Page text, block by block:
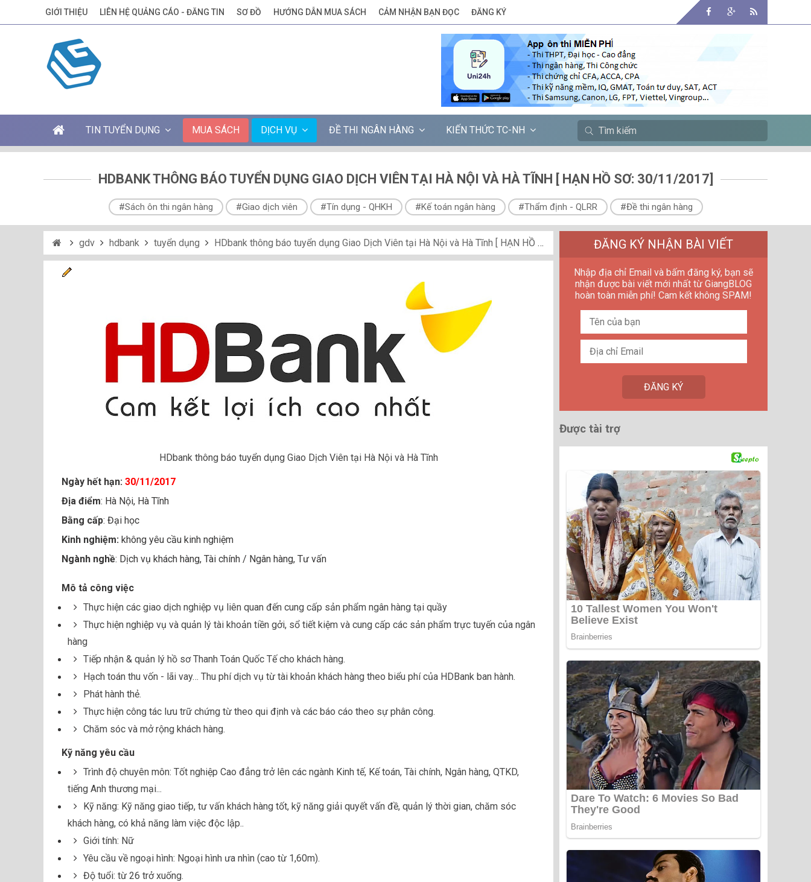
GIỚI THIỆU LIÊN HỆ QUẢNG CÁO - ĐĂNG TIN SƠ ĐỒ HƯỚNG DẪN MUA SÁCH CẢM NHẬN BẠN ĐỌC ĐĂNG KÝ
TIN TUYỂN DỤNG MUA SÁCH DỊCH VỤ ĐỀ THI NGÂN HÀNG KIẾN THỨC TC-NH
HDBANK THÔNG BÁO TUYỂN DỤNG GIAO DỊCH VIÊN TẠI HÀ NỘI VÀ HÀ TĨNH [ HẠN HỒ SƠ: 30/11/2017]
#Sách ôn thi ngân hàng #Giao dịch viên #Tín dụng - QHKH #Kế toán ngân hàng #Thẩm định - QLRR #Đề thi ngân hàng
gdv hdbank tuyển dụng HDbank thông báo tuyển dụng Giao Dịch Viên tại Hà Nội và Hà Tĩnh [ HẠN HỒ SƠ: 30/11/2017]
HDbank thông báo tuyển dụng Giao Dịch Viên tại Hà Nội và Hà Tĩnh
Ngày hết hạn: 30/11/2017
Địa điểm: Hà Nội, Hà Tĩnh
Bằng cấp: Đại học
Kinh nghiệm: không yêu cầu kinh nghiệm
Ngành nghề: Dịch vụ khách hàng, Tài chính / Ngân hàng, Tư vấn
Mô tả công việc
Thực hiện các giao dịch nghiệp vụ liên quan đến cung cấp sản phẩm ngân hàng tại quầy
Thực hiện nghiệp vụ và quản lý tài khoản tiền gởi, sổ tiết kiệm và cung cấp các sản phẩm trực tuyến của ngân
hàng
Tiếp nhận & quản lý hồ sơ Thanh Toán Quốc Tế cho khách hàng.
Hạch toán thu vốn - lãi vay… Thu phí dịch vụ từ tài khoản khách hàng theo biểu phí của HDBank ban hành.
Phát hành thẻ.
Thực hiện công tác lưu trữ chứng từ theo qui định và các báo cáo theo sự phân công.
Chăm sóc và mở rộng khách hàng.
Kỹ năng yêu cầu
Trình độ chuyên môn: Tốt nghiệp Cao đẳng trở lên các ngành Kinh tế, Kế toán, Tài chính, Ngân hàng, QTKD,
tiếng Anh thương mại...
Kỹ năng: Kỹ năng giao tiếp, tư vấn khách hàng tốt, kỹ năng giải quyết vấn đề, quản lý thời gian, chăm sóc
khách hàng, có khả năng làm việc độc lập..
Giới tính: Nữ
Yêu cầu về ngoại hình: Ngoại hình ưa nhìn (cao từ 1,60m).
Độ tuổi: từ 26 trở xuống.
ĐĂNG KÝ NHẬN BÀI VIẾT
Nhập địa chỉ Email và bấm đăng ký, bạn sẽ
nhận được bài viết mới nhất từ GiangBLOG
hoàn toàn miễn phí! Cam kết không SPAM!
Được tài trợ